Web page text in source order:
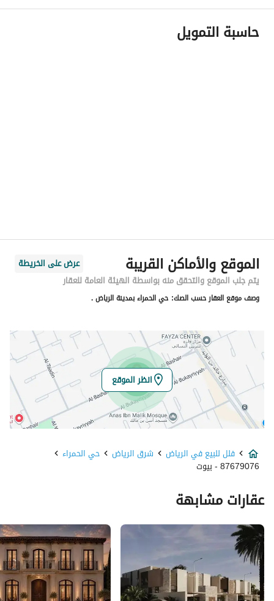
معلومات مسؤول الإعلان
اسم المسؤول
رقم المبنى
3733
الرقم الاضافي
7576
خط العرض
24.774925096034618
خط الطول
46.74906270216482
تفاصيل العقار
نوع الإعلان
للبيع
استخدام العقار
-
السعر
المساحة
عدد الغرف
9
حاسبة التمويل
الموقع والأماكن القريبة
عرض على الخريطة
يتم جلب الموقع والتحقق منه بواسطة الهيئة العامة للعقار
وصف موقع العقار حسب الصك: حي الحمراء بمدينة الرياض .
انظر الموقع
فلل للبيع في الرياض شرق الرياض حي الحمراء
87679076 - بيوت
عقارات مشابهة